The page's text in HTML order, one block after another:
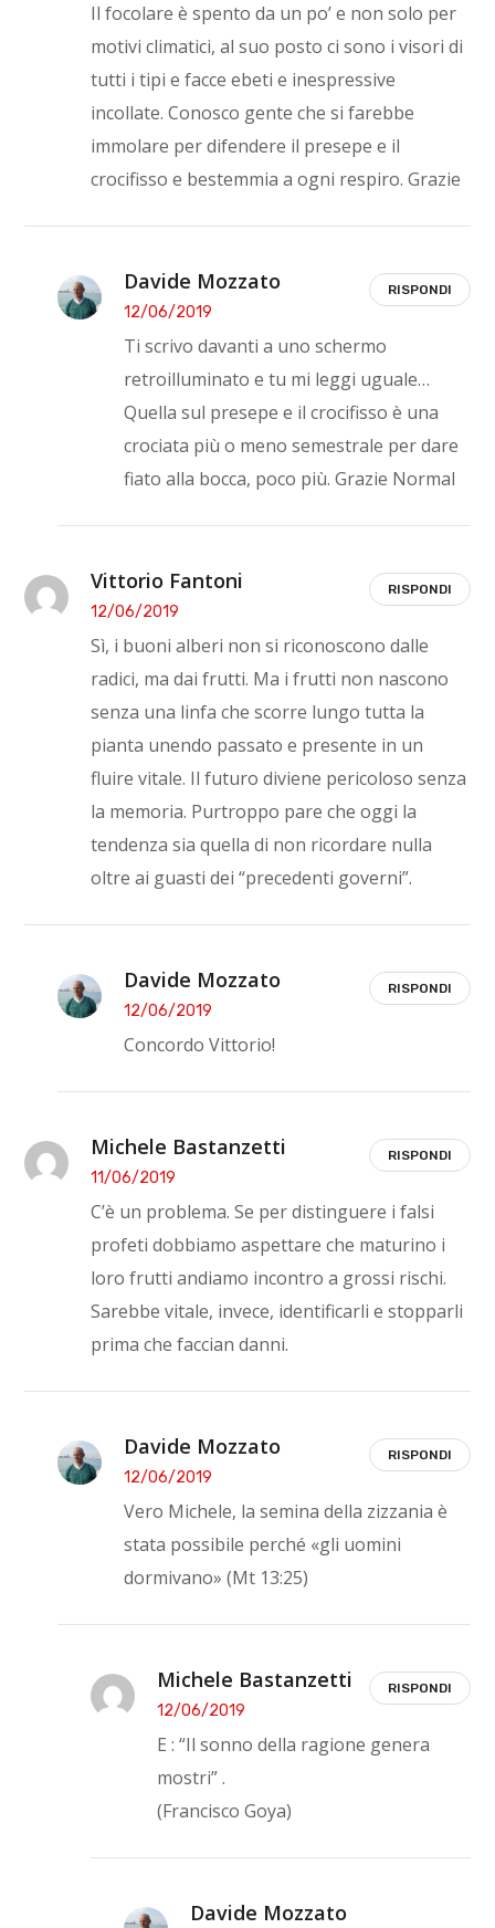
Il focolare è spento da un po’ e non solo per
motivi climatici, al suo posto ci sono i visori di
tutti i tipi e facce ebeti e inespressive
incollate. Conosco gente che si farebbe
immolare per difendere il presepe e il
crocifisso e bestemmia a ogni respiro. Grazie
Davide Mozzato
12/06/2019
Ti scrivo davanti a uno schermo
retroilluminato e tu mi leggi uguale…
Quella sul presepe e il crocifisso è una
crociata più o meno semestrale per dare
fiato alla bocca, poco più. Grazie Normal
RISPONDI
Vittorio Fantoni
12/06/2019
Sì, i buoni alberi non si riconoscono dalle
radici, ma dai frutti. Ma i frutti non nascono
senza una linfa che scorre lungo tutta la
pianta unendo passato e presente in un
fluire vitale. Il futuro diviene pericoloso senza
la memoria. Purtroppo pare che oggi la
tendenza sia quella di non ricordare nulla
oltre ai guasti dei “precedenti governi”.
RISPONDI
Davide Mozzato
12/06/2019
Concordo Vittorio!
RISPONDI
Michele Bastanzetti
11/06/2019
C’è un problema. Se per distinguere i falsi
profeti dobbiamo aspettare che maturino i
loro frutti andiamo incontro a grossi rischi.
Sarebbe vitale, invece, identificarli e stopparli
prima che faccian danni.
RISPONDI
Davide Mozzato
12/06/2019
Vero Michele, la semina della zizzania è
stata possibile perché «gli uomini
dormivano» (Mt 13:25)
RISPONDI
Michele Bastanzetti
12/06/2019
E : “Il sonno della ragione genera
mostri” .
(Francisco Goya)
RISPONDI
Davide Mozzato